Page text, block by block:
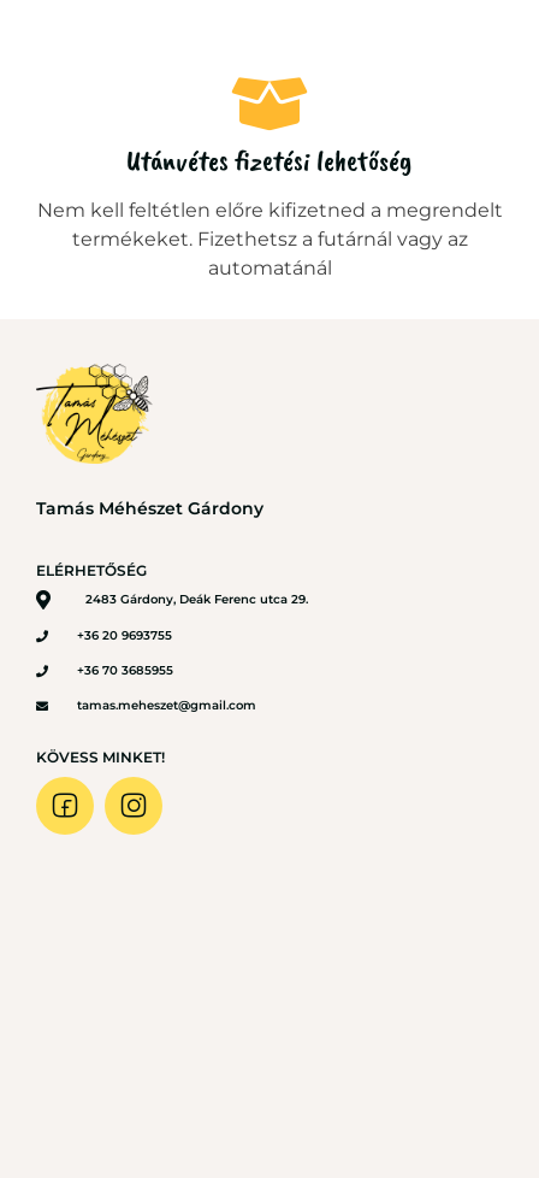
Utánvétes fizetési lehetőség
Nem kell feltétlen előre kifizetned a megrendelt
termékeket. Fizethetsz a futárnál vagy az
automatánál
Tamás Méhészet Gárdony
ELÉRHETŐSÉG
2483 Gárdony, Deák Ferenc utca 29.
+36 20 9693755
+36 70 3685955
tamas.meheszet@gmail.com
KÖVESS MINKET!